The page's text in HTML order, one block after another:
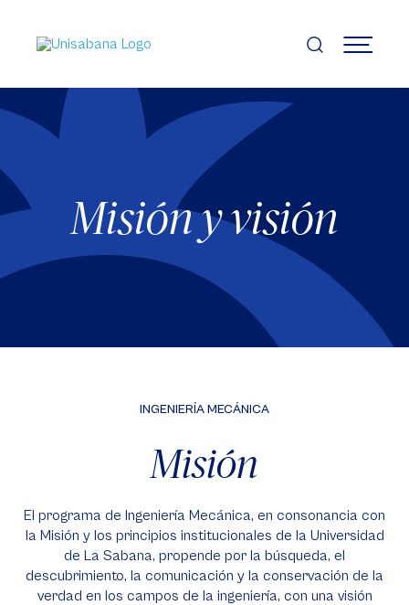
contenido
principal
MENÚ
Misión y visión
INGENIERÍA MECÁNICA
Misión
El programa de Ingeniería Mecánica, en consonancia con
la Misión y los principios institucionales de la Universidad
de La Sabana, propende por la búsqueda, el
descubrimiento, la comunicación y la conservación de la
verdad en los campos de la ingeniería, con una visión